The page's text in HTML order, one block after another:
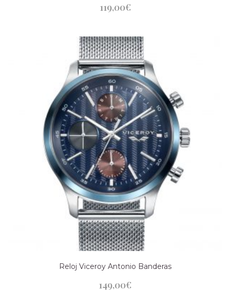
119,00€
Reloj Viceroy Antonio Banderas
149,00€